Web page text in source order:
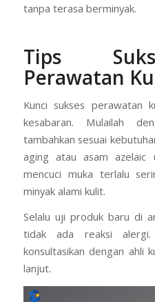
tanpa terasa berminyak.
Tips
Perawatan
Kunci sukses perawatan
kesabaran. Mulailah
tambahkan sesuai
aging atau asam azelaic
mencuci muka terlalu
minyak alami kulit.
Selalu uji produk baru di
tidak ada reaksi
konsultasikan dengan ahli
lanjut.